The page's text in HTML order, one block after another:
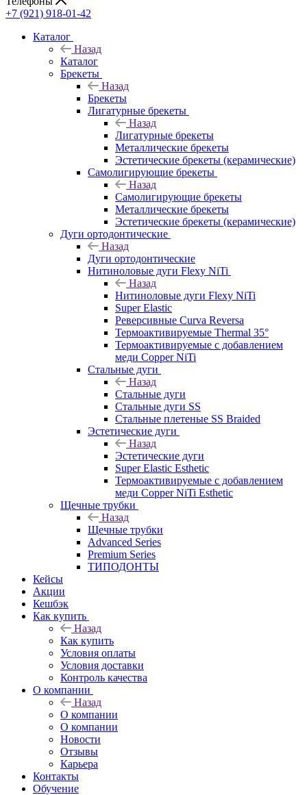
+7 (921) 918-01-42
Каталог
Назад
Каталог
Брекеты
Назад
Брекеты
Лигатурные брекеты
Назад
Лигатурные брекеты
Металлические брекеты
Эстетические брекеты (керамические)
Самолигирующие брекеты
Назад
Самолигирующие брекеты
Металлические брекеты
Эстетические брекеты (керамические)
Дуги ортодонтические
Назад
Дуги ортодонтические
Нитиноловые дуги Flexy NiTi
Назад
Нитиноловые дуги Flexy NiTi
Super Elastic
Реверсивные Curva Reversa
Термоактивируемые Thermal 35°
Термоактивируемые с добавлением
меди Copper NiTi
Стальные дуги
Назад
Стальные дуги
Стальные дуги SS
Стальные плетеные SS Braided
Эстетические дуги
Назад
Эстетические дуги
Super Elastic Esthetic
Термоактивируемые с добавлением
меди Copper NiTi Esthetic
Щечные трубки
Назад
Щечные трубки
Advanced Series
Premium Series
ТИПОДОНТЫ
Кейсы
Акции
Кешбэк
Как купить
Назад
Как купить
Условия оплаты
Условия доставки
Контроль качества
О компании
Назад
О компании
О компании
Новости
Отзывы
Карьера
Контакты
Обучение